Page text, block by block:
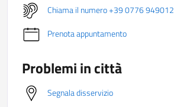
Chiama il numero +39 0776 949012
Prenota appuntamento
Problemi in città
Segnala disservizio